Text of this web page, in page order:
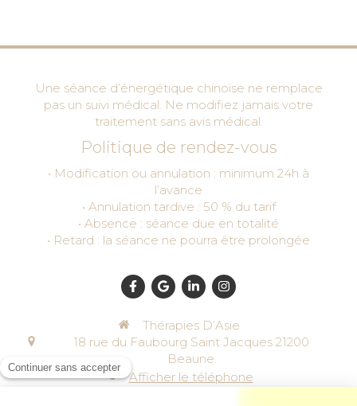
Une séance d’énergétique chinoise ne remplace
pas un suivi médical. Ne modifiez jamais votre
traitement sans avis médical.
Politique de rendez-vous
• Modification ou annulation : minimum 24h à
l’avance
• Annulation tardive : 50 % du tarif
• Absence : séance due en totalité
• Retard : la séance ne pourra être prolongée
Thérapies D’Asie
18 rue du Faubourg Saint Jacques 21200
Beaune
Afficher le téléphone